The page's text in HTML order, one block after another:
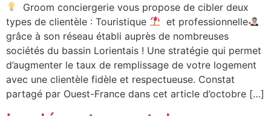
Groom conciergerie vous propose de cibler deux
types de clientèle : Touristique
et professionnelle
grâce à son réseau établi auprès de nombreuses
sociétés du bassin Lorientais ! Une stratégie qui permet
d’augmenter le taux de remplissage de votre logement
avec une clientèle fidèle et respectueuse. Constat
partagé par Ouest-France dans cet article d’octobre […]